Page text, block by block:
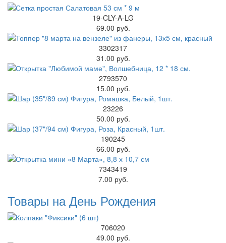
19-CLY-A-LG
69.00 руб.
3302317
31.00 руб.
2793570
15.00 руб.
23226
50.00 руб.
190245
66.00 руб.
7343419
7.00 руб.
Товары на День Рождения
706020
49.00 руб.